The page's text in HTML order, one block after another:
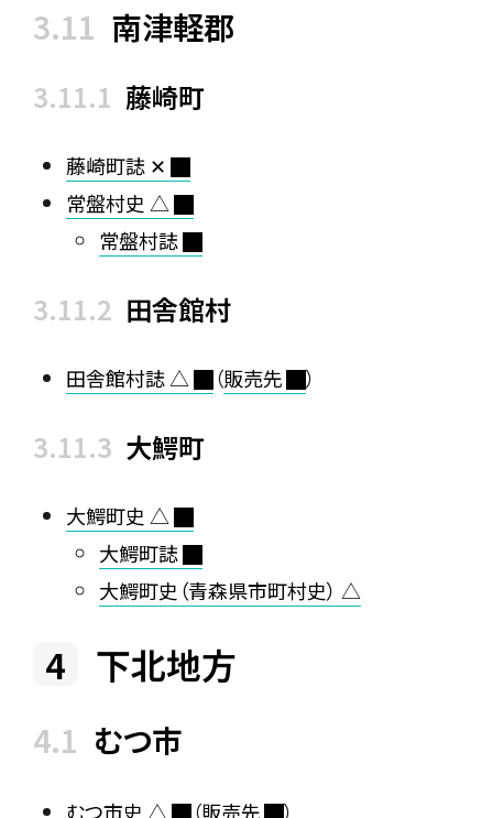
南津軽郡
藤崎町
藤崎町誌 ✕
常盤村史 △
常盤村誌
田舎館村
田舎館村誌 △ （販売先 ）
大鰐町
大鰐町史 △
大鰐町誌
大鰐町史（青森県市町村史） △
下北地方
むつ市
むつ市史 △ （販売先 ）